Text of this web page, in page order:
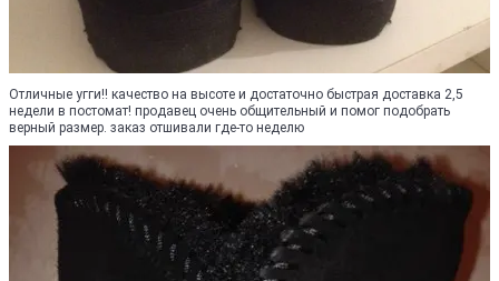
Отличные угги!! качество на высоте и достаточно быстрая доставка 2,5
недели в постомат! продавец очень общительный и помог подобрать
верный размер. заказ отшивали где-то неделю